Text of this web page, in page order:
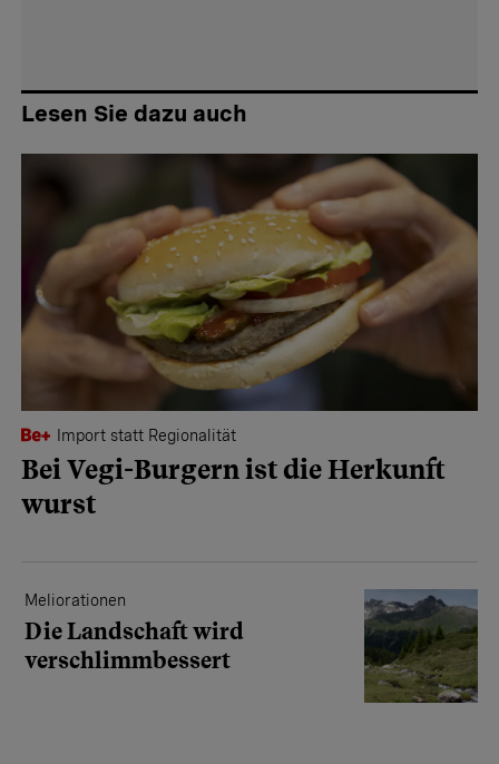
Lesen Sie dazu auch
Import statt Regionalität
Bei Vegi-Burgern ist die Herkunft
wurst
Meliorationen
Die Landschaft wird
verschlimmbessert